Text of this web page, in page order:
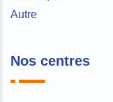
Autre
Nos centres